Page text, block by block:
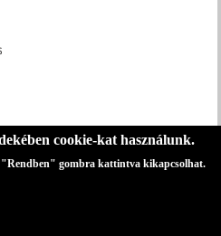
Honismereti Egyesület
Sándor utca 14.
cookie-kat használunk.
"Rendben" gombra kattintva kikapcsolhat.